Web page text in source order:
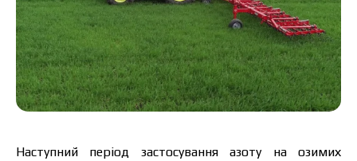
Наступний період застосування азоту на озимих